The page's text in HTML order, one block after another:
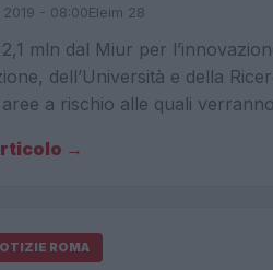
2019 - 08:00Eleim 28
mln dal Miur per
dell’Università e della
a rischio alle quali
→
ROMA